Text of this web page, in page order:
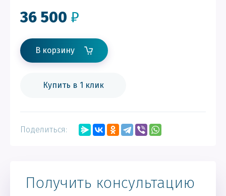
36 500 ₽
В корзину
Купить в 1 клик
Поделиться:
Получить консультацию